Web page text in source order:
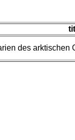
des arktischen